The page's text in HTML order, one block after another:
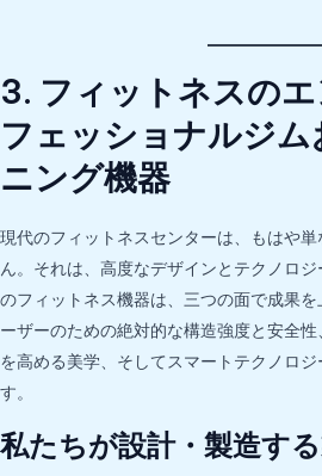
3. フィットネスの
フェッショナルジ
ニング機器
現代のフィットネスセンターは、もはや
ん。それは、高度なデザインとテクノロ
のフィットネス機器は、三つの面で成果
ーザーのための絶対的な構造強度と安全
を高める美学、そしてスマートテクノロ
す。
私たちが設計・製造する